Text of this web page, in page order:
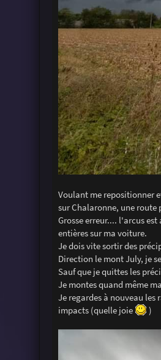
Voulant me repositionner
sur Chalaronne, une
Grosse erreur.... l'arcus
entières sur ma voiture.
Je dois vite sortir des
Direction le mont July, je
Sauf que je quittes les
Je montes quand même
Je regardes à nouveau
impacts (quelle joie
)